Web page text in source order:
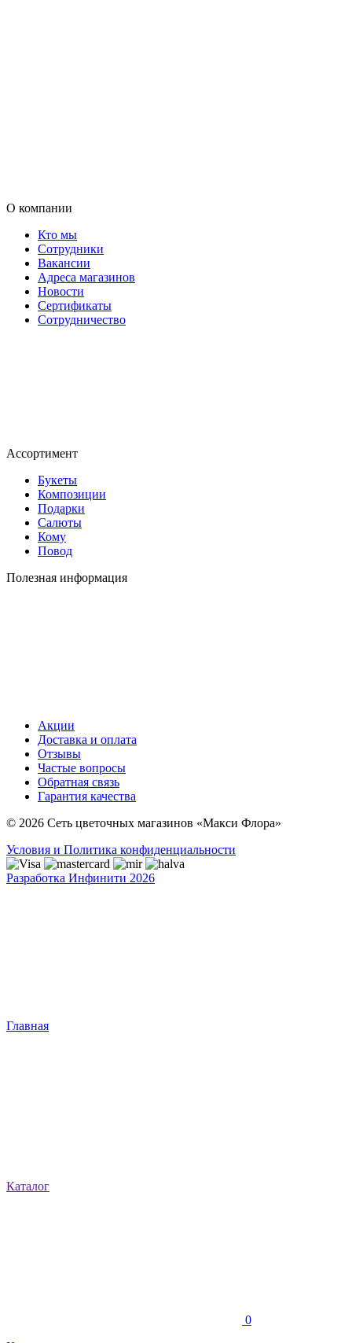
О компании
Кто мы
Сотрудники
Вакансии
Адреса магазинов
Новости
Сертификаты
Сотрудничество
Ассортимент
Букеты
Композиции
Подарки
Салюты
Кому
Повод
Полезная информация
Акции
Доставка и оплата
Отзывы
Частые вопросы
Обратная связь
Гарантия качества
© 2026 Сеть цветочных магазинов «Макси Флора»
Условия и Политика конфиденциальности
Разработка Инфинити 2026
Главная
Каталог
0